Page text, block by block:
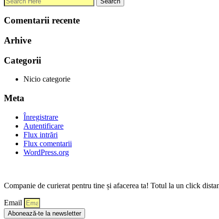
Comentarii recente
Arhive
Categorii
Nicio categorie
Meta
Înregistrare
Autentificare
Flux intrări
Flux comentarii
WordPress.org
Companie de curierat pentru tine și afacerea ta! Totul la un click
Email
Abonează-te la newsletter